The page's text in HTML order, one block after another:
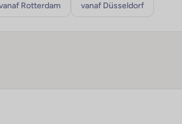
Rotterdam vanaf Düsseldorf